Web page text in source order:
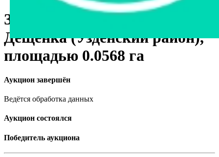
Земельный участок в аг.
Дещенка (Узденский район),
площадью 0.0568 га
Аукцион завершён
Ведётся обработка данных
Аукцион состоялся
Победитель аукциона